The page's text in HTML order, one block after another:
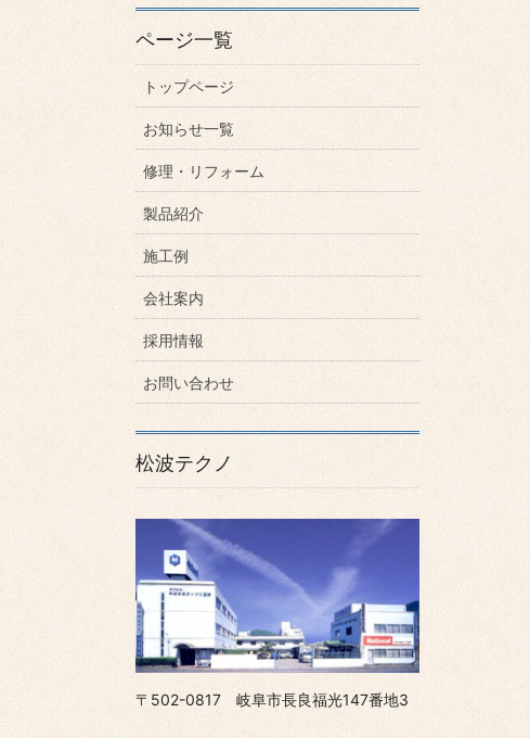
ページ一覧
トップページ
お知らせ一覧
修理・リフォーム
製品紹介
施工例
会社案内
採用情報
お問い合わせ
松波テクノ
〒502-0817 岐阜市長良福光147番地3